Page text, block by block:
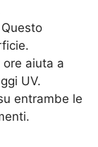
aiuta a
UV.
entrambe le